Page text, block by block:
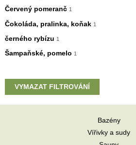
Červený pomeranč 1
Čokoláda, pralinka, koňak 1
černého rybízu 1
Šampaňské, pomelo 1
VYMAZAT FILTROVÁNÍ
Bazény
Vířivky a sudy